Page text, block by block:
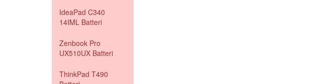
IdeaPad C340
14IML Batteri
Zenbook Pro
UX510UX Batteri
ThinkPad T490